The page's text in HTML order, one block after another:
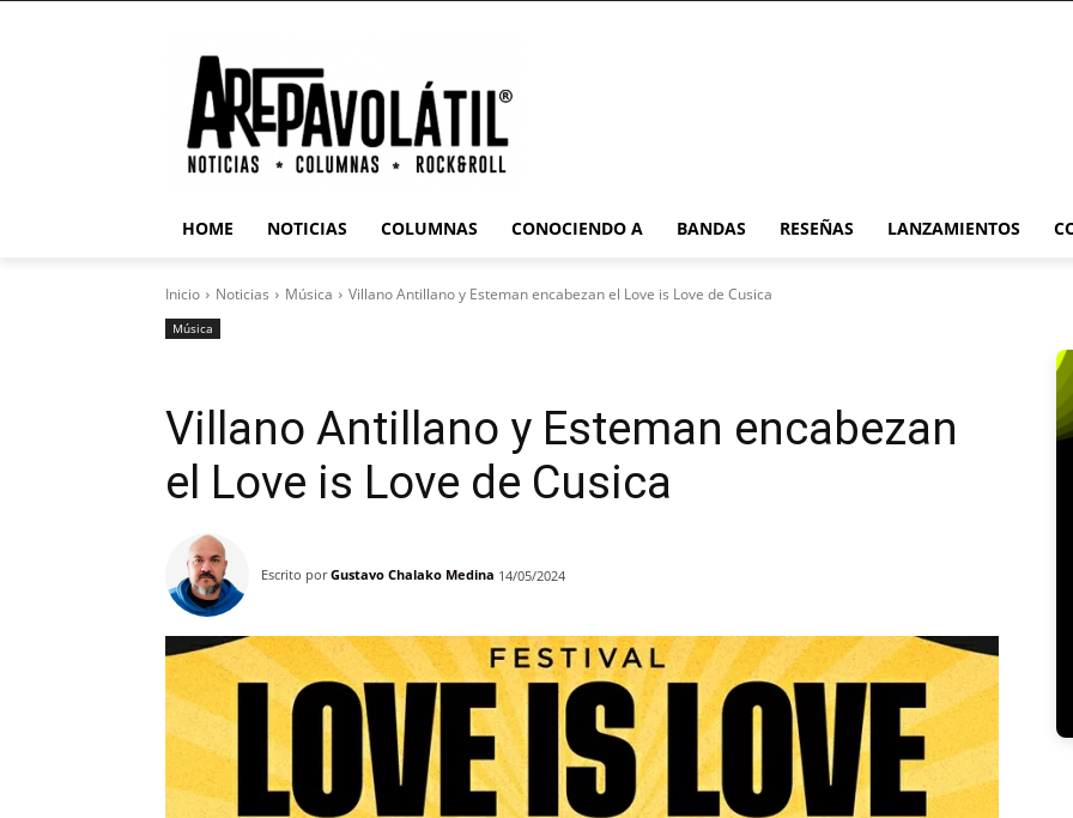
HOME NOTICIAS COLUMNAS CONOCIENDO A BANDAS RESEÑAS LANZAMIENTOS
Inicio Noticias Música Villano Antillano y Esteman encabezan el Love is Love de Cusica
Música
Villano Antillano y Esteman encabezan
el Love is Love de Cusica
Escrito por Gustavo Chalako Medina 14/05/2024